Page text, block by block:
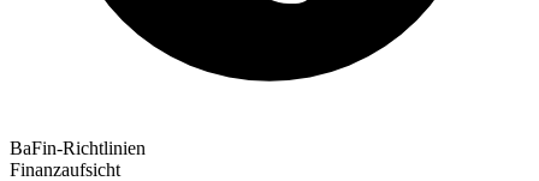
BaFin-Richtlinien
Finanzaufsicht